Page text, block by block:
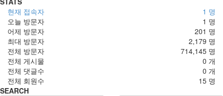
1 명
현재 접속자
1 명
오늘 방문자
201 명
어제 방문자
2,179 명
최대 방문자
714,145 명
전체 방문자
0 개
전체 게시물
0 개
전체 댓글수
15 명
전체 회원수
SEARCH